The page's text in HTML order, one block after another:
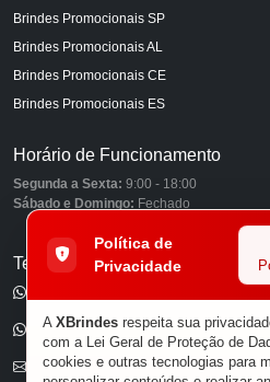
Brindes Promocionais SP
Brindes Promocionais AL
Brindes Promocionais CE
Brindes Promocionais ES
Horário de Funcionamento
Segunda a Sexta: 9:00 - 18:00
Sábado e Domingo: Fechado
Telefones
(11) 96585-7462
E-mail
Política de
Privacidade
A XBrindes respeita sua
com a Lei Geral de Proteção de
cookies e outras tecnologias para